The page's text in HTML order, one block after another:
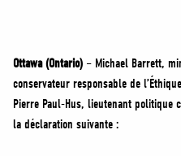
NEWS
VOLUNTEER
JOIN
Ottawa (Ontario) – Michael Barrett,
conservateur responsable de
Pierre Paul-Hus, lieutenant politique
la déclaration suivante :